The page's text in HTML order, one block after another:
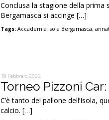
Conclusa la stagione della prima
Bergamasca si accinge […]
Tags: Accademia Isola Bergamasca,
19 Febbraio 2022
Torneo Pizzoni
C’è tanto del pallone dell’Isola,
calcio. […]